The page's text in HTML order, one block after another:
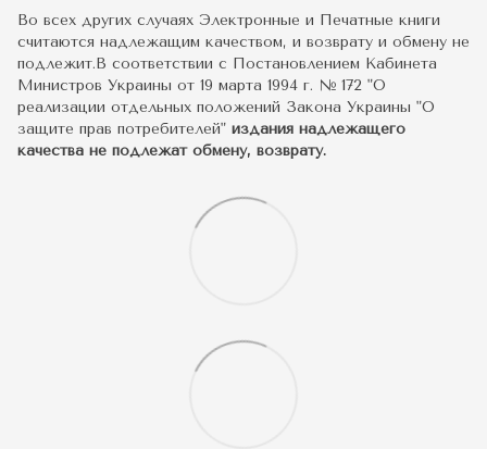
Во всех других случаях Электронные и Печатные книги
считаются надлежащим качеством, и возврату и обмену не
подлежит.В соответствии с Постановлением Кабинета
Министров Украины от 19 марта 1994 г. № 172 "О
реализации отдельных положений Закона Украины "О
защите прав потребителей" издания надлежащего
качества не подлежат обмену, возврату.